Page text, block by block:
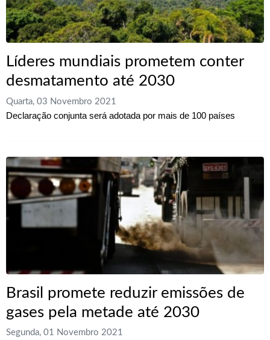
Líderes mundiais prometem conter
desmatamento até 2030
Quarta, 03 Novembro 2021
Declaração conjunta será adotada por mais de 100 países
Brasil promete reduzir emissões de
gases pela metade até 2030
Segunda, 01 Novembro 2021